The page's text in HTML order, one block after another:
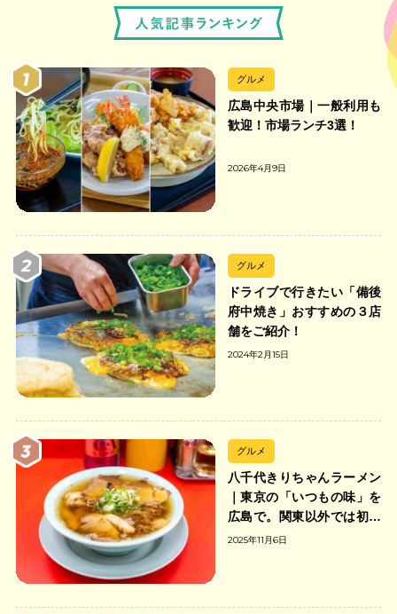
グルメ
広島中央市場｜一般利用も
歓迎！市場ランチ3選！
2026年4月9日
グルメ
ドライブで行きたい「備後
府中焼き」おすすめの３店
舗をご紹介！
2024年2月15日
グルメ
八千代きりちゃんラーメン
｜東京の「いつもの味」を
広島で。関東以外では初の
「ちゃんのれん組合」加盟
2025年11月6日